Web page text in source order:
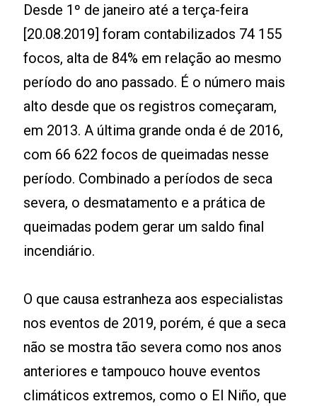
Desde 1º de janeiro até a terça-feira
[20.08.2019] foram contabilizados 74 155
focos, alta de 84% em relação ao mesmo
período do ano passado. É o número mais
alto desde que os registros começaram,
em 2013. A última grande onda é de 2016,
com 66 622 focos de queimadas nesse
período. Combinado a períodos de seca
severa, o desmatamento e a prática de
queimadas podem gerar um saldo final
incendiário.
O que causa estranheza aos especialistas
nos eventos de 2019, porém, é que a seca
não se mostra tão severa como nos anos
anteriores e tampouco houve eventos
climáticos extremos, como o El Niño, que